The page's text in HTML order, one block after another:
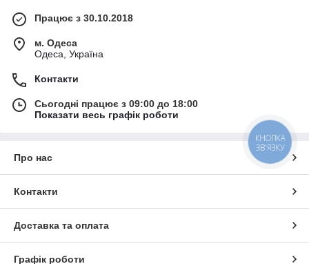
Працює з 30.10.2018
м. Одеса
Одеса, Україна
Контакти
Сьогодні працює з 09:00 до 18:00
Показати весь графік роботи
Про нас
Контакти
Доставка та оплата
Графік роботи
КНОПКА
ЗВ'ЯЗКУ